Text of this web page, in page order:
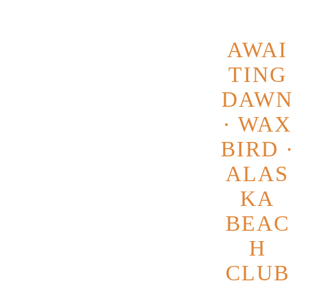
AWAI
TING
DAWN
· WAX
BIRD ·
ALAS
KA
BEAC
H
CLUB